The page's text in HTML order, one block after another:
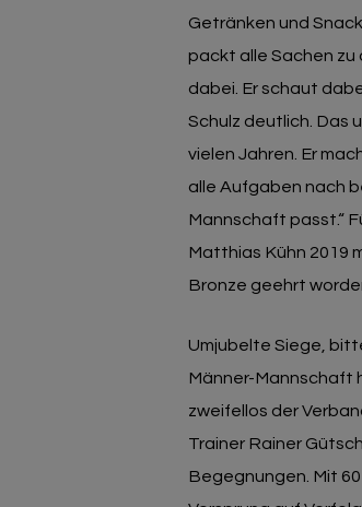
Getränken und
packt alle Sachen zu
dabei. Er schaut
Schulz deutlich. Das
vielen Jahren. Er
alle Aufgaben nach
Mannschaft passt.“
Matthias Kühn 2019
Bronze geehrt
Umjubelte Siege,
Männer-Mannschaft
zweifellos der
Trainer Rainer
Begegnungen. Mit